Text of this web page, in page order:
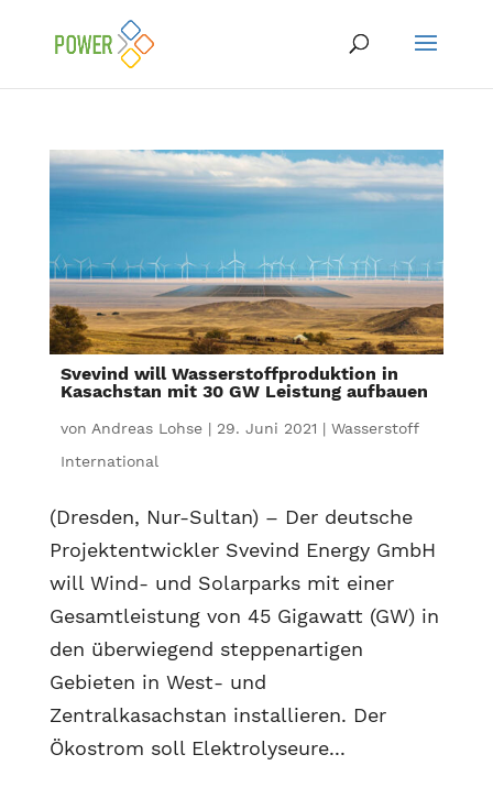
Svevind will Wasserstoffproduktion in
Kasachstan mit 30 GW Leistung aufbauen
von Andreas Lohse| 29. Juni 2021 | Wasserstoff
International
(Dresden, Nur-Sultan) – Der deutsche
Projektentwickler Svevind Energy GmbH
will Wind- und Solarparks mit einer
Gesamtleistung von 45 Gigawatt (GW) in
den überwiegend steppenartigen
Gebieten in West- und
Zentralkasachstan installieren. Der
Ökostrom soll Elektrolyseure...